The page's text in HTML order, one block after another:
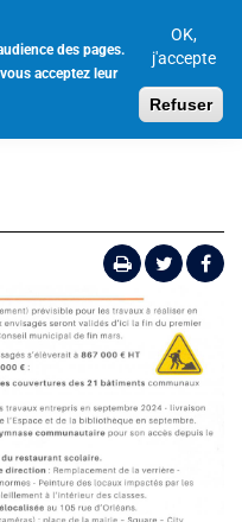
des pages.
acceptez leur
OK,
j'accepte
Refuser